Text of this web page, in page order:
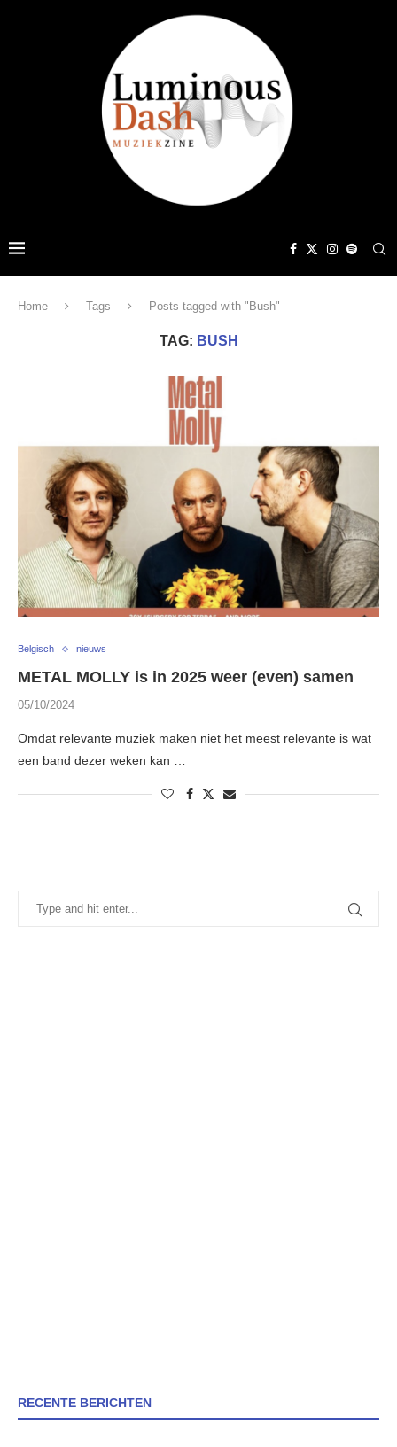
Home Tags Posts tagged with "Bush"
TAG: BUSH
Belgisch nieuws
METAL MOLLY is in 2025 weer (even) samen
05/10/2024
Omdat relevante muziek maken niet het meest relevante is wat
een band dezer weken kan …
RECENTE BERICHTEN